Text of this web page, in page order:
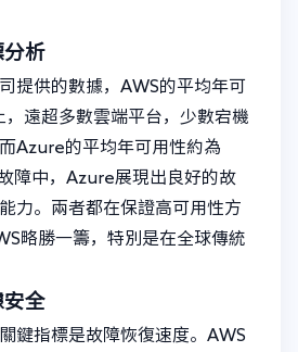
分析
提供的數據，AWS的平均年可
，遠超多數雲端平台，少數宕機
Azure的平均年可用性約為
障中，Azure展現出良好的故
力。兩者都在保證高可用性方
略勝一籌，特別是在全球傳統
安全
鍵指標是故障恢復速度。AWS